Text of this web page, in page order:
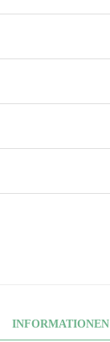
INFORMATIONEN